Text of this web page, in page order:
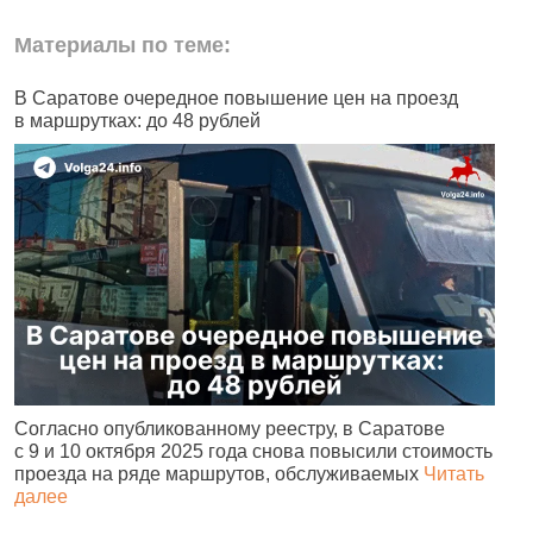
Материалы по теме:
В Саратове очередное повышение цен на проезд
в маршрутках: до 48 рублей
Согласно опубликованному реестру, в Саратове
с 9 и 10 октября 2025 года снова повысили стоимость
проезда на ряде маршрутов, обслуживаемых Читать
далее